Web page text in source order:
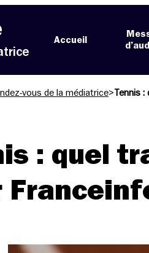
Accueil
vous de la médiatrice>Tennis
: quel